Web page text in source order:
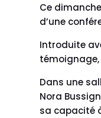
Ce
d’une
Introduite
Dans une
Nora
sa capacité